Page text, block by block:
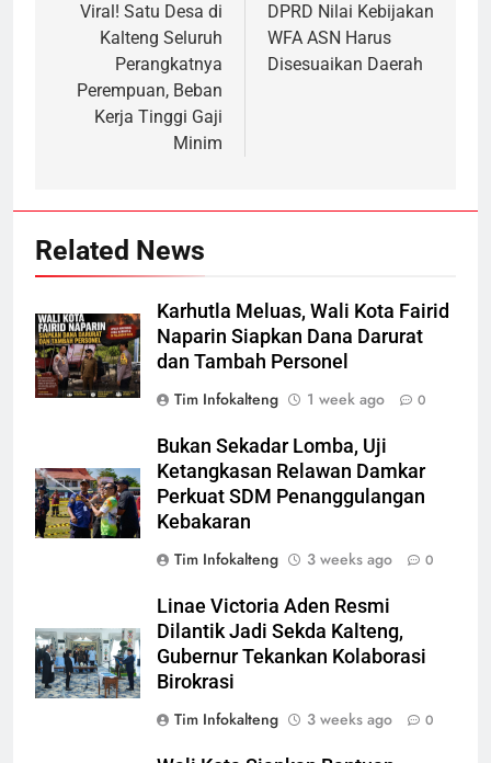
navigation
Viral! Satu Desa di
Kalteng Seluruh
Perangkatnya
Perempuan, Beban
Kerja Tinggi Gaji
Minim
DPRD Nilai Kebijakan
WFA ASN Harus
Disesuaikan Daerah
Related News
Karhutla Meluas, Wali Kota Fairid
Naparin Siapkan Dana Darurat
dan Tambah Personel
Tim Infokalteng
1 week ago 0
Bukan Sekadar Lomba, Uji
Ketangkasan Relawan Damkar
Perkuat SDM Penanggulangan
Kebakaran
Tim Infokalteng
3 weeks ago 0
Linae Victoria Aden Resmi
Dilantik Jadi Sekda Kalteng,
Gubernur Tekankan Kolaborasi
Birokrasi
Tim Infokalteng
3 weeks ago 0